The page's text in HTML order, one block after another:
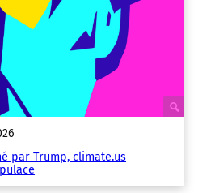
par Trump, climate.us